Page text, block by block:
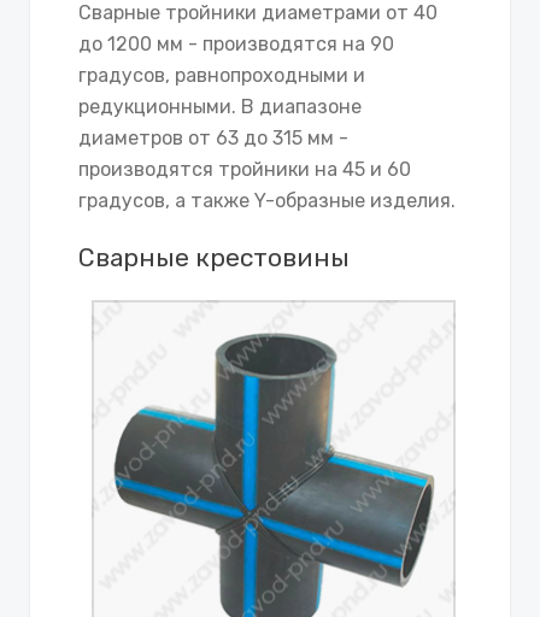
Сварные тройники диаметрами от 40
до 1200 мм - производятся на 90
градусов, равнопроходными и
редукционными. В диапазоне
диаметров от 63 до 315 мм -
производятся тройники на 45 и 60
градусов, а также Y-образные изделия.
Сварные крестовины